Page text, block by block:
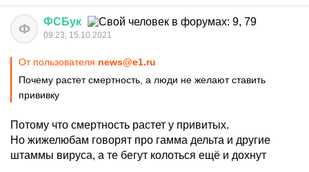
Ф ФСБук
09:23, 15.10.2021
От пользователя news@e1.ru
Почему растет смертность, а люди не желают ставить
прививку
Потому что смертность растет у привитых.
Но жижелюбам говорят про гамма дельта и другие
штаммы вируса, а те бегут колоться ещё и дохнут